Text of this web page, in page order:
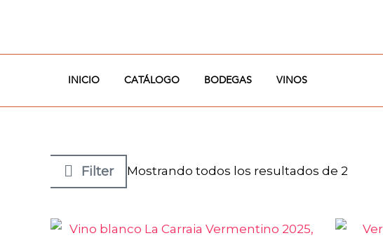
contenido
INICIO CATÁLOGO BODEGAS VINOS
Filter Mostrando todos los resultados de 2